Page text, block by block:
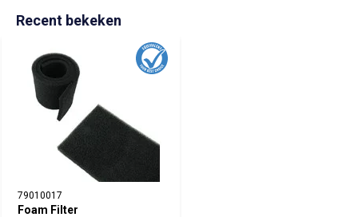
Recent bekeken
79010017
Foam Filter